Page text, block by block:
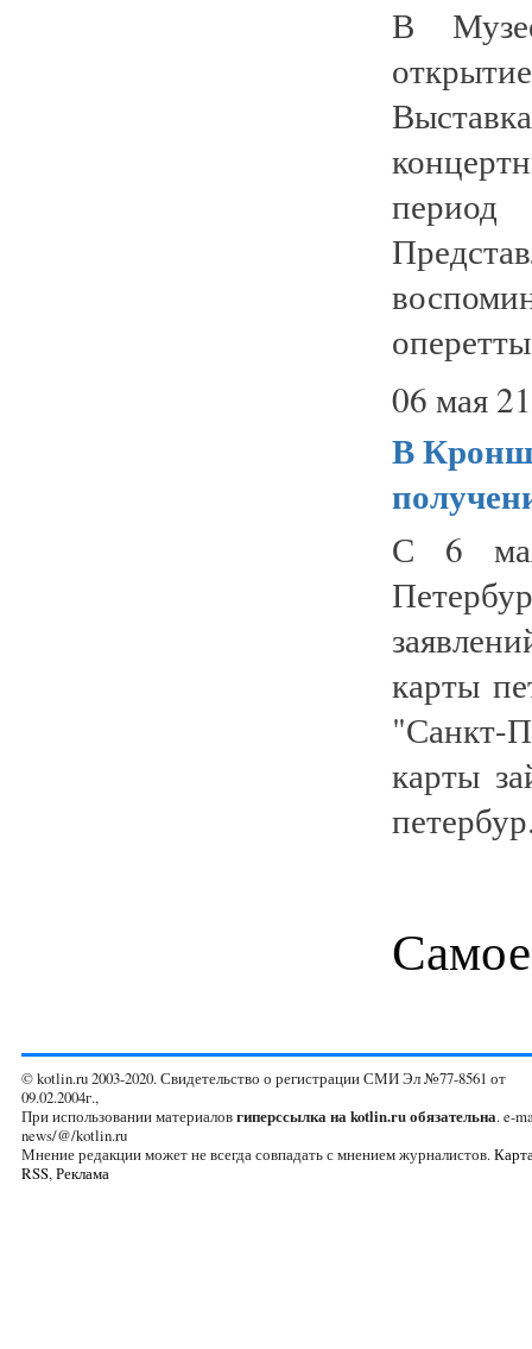
В
06 мая
В
С 6
карты
"Санкт-
карты
© kotlin.ru 2003-2020. Свидетельство о регистрации СМИ Эл №77-8561 от
09.02.2004г.,
При использовании материаловгиперссылка на kotlin.ru обязательна. e-
news/@/kotlin.ru
Мнение редакции может не всегда совпадать с мнением журналистов.
RSS,Реклама